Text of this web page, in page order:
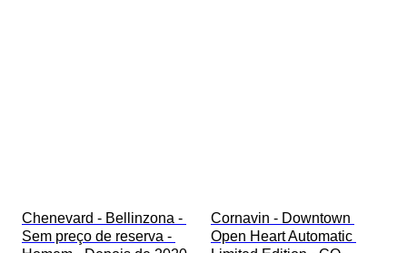
Chenevard - Bellinzona -
Sem preço de reserva -
Cornavin - Downtown
Open Heart Automatic